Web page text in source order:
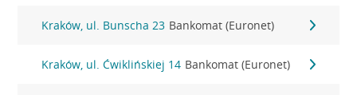
Kraków, ul. Bunscha 23 Bankomat (Euronet)
Kraków, ul. Ćwiklińskiej 14 Bankomat (Euronet)